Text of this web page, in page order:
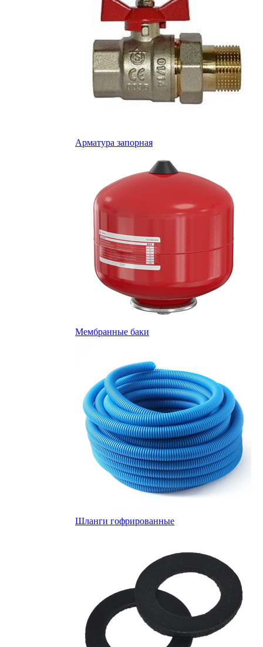
Арматура запорная
Мембранные баки
Шланги гофрированные